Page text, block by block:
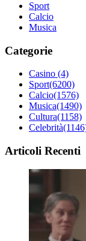
Sport
Calcio
Musica
Categorie
Casino (4)
Sport(6200)
Calcio(1576)
Musica(1490)
Cultura(1158)
Celebrità
Articoli Recenti